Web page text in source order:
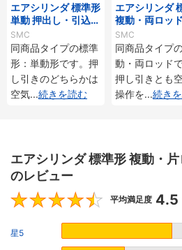
エアシリンダ 標準形
単動 押出し・引込み
CG1シリーズ
SMC
同商品タイプの標準
形：単動形です。押
し引きのどちらかは
空気...続きを読む
エアシリンダ
複動・両ロッド
Wシリーズ
SMC
同商品タイプ
動・両ロッドで
押し引きとも
操作を...続き
エアシリンダ 標準形 複動・
のレビュー
平均満足度 4.5
星5